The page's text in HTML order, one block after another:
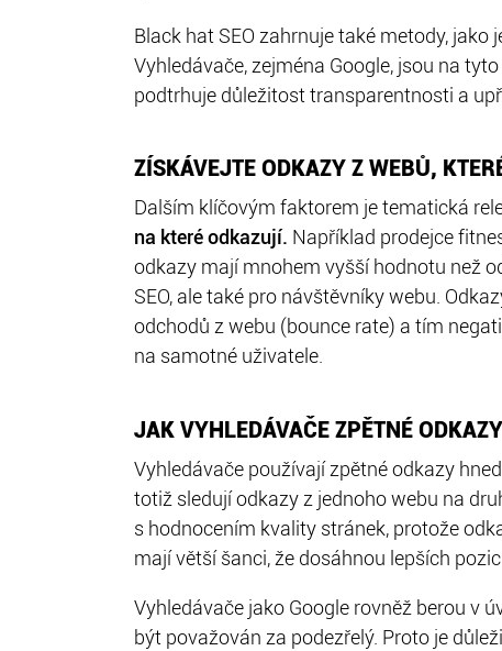
Black hat SEO zahrnuje také metody,
Vyhledávače, zejména Google, jsou na
podtrhuje důležitost transparentnosti a
ZÍSKÁVEJTE ODKAZY Z WEBŮ,
Dalším klíčovým faktorem je tematická
na které odkazují. Například prodejce
odkazy mají mnohem vyšší hodnotu než
SEO, ale také pro návštěvníky webu.
odchodů z webu (bounce rate) a tím
na samotné uživatele.
JAK VYHLEDÁVAČE ZPĚTNÉ
Vyhledávače používají zpětné odkazy
totiž sledují odkazy z jednoho webu na
s hodnocením kvality stránek, protože
mají větší šanci, že dosáhnou lepších
Vyhledávače jako Google rovněž berou v
být považován za podezřelý. Proto je